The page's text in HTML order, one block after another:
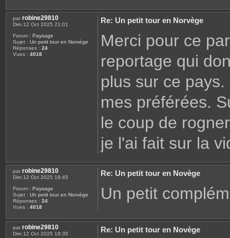
par robine29810
Dim 12 Oct 2025 21:01
Forum : Paysage
Sujet : Un petit tour en Norvège
Réponses : 24
Vues : 4018
Re: Un petit tour en Norvège
Merci pour ce
reportage qui
plus sur ce
mes préférées.
le coup de
je l'ai fait sur la
par robine29810
Dim 12 Oct 2025 19:45
Forum : Paysage
Sujet : Un petit tour en Norvège
Réponses : 24
Vues : 4018
Re: Un petit tour en Novège
Un petit
par robine29810
Dim 12 Oct 2025 19:35
Re: Un petit tour en Novège